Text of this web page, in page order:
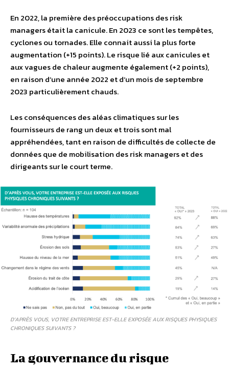
En 2022, la première des préoccupations des risk
managers était la canicule. En 2023 ce sont les tempêtes,
cyclones ou tornades. Elle connait aussi la plus forte
augmentation (+15 points). Le risque lié aux canicules et
aux vagues de chaleur augmente également (+2 points),
en raison d’une année 2022 et d’un mois de septembre
2023 particulièrement chauds.
Les conséquences des aléas climatiques sur les
fournisseurs de rang un deux et trois sont mal
appréhendées, tant en raison de difficultés de collecte de
données que de mobilisation des risk managers et des
dirigeants sur le court terme.
D’APRÈS VOUS, VOTRE ENTREPRISE EST-ELLE EXPOSÉE AUX RISQUES PHYSIQUES
CHRONIQUES SUIVANTS ?
La gouvernance du risque